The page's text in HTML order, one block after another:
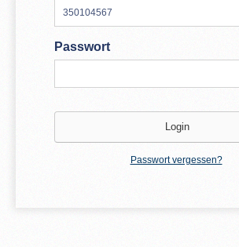
Passwort
Passwort vergessen?